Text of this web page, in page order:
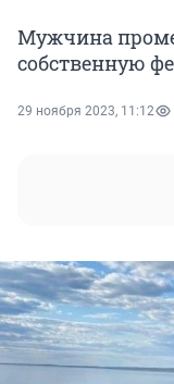
Мужчина
собственную
29 ноября 2023, 11:12